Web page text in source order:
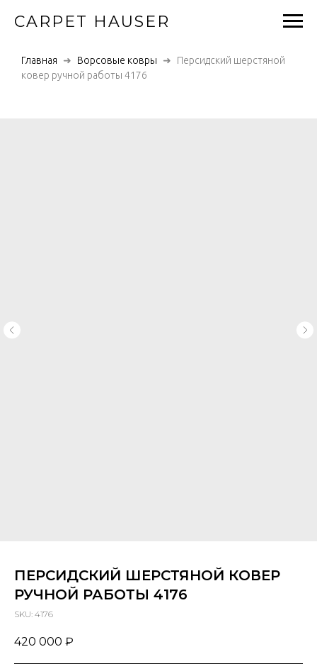
CARPET HAUSER
Главная Ворсовые ковры
Персидский шерстяной
ковер ручной работы 4176
ПЕРСИДСКИЙ ШЕРСТЯНОЙ КОВЕР
РУЧНОЙ РАБОТЫ 4176
SKU: 4176
420 000 ₽